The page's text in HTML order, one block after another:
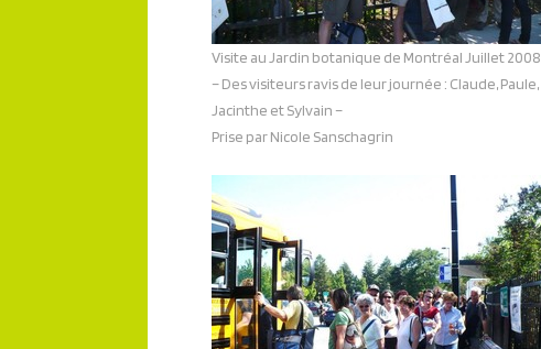
Visite au Jardin botanique de Montréal Juillet 2008
– Des visiteurs ravis de leur journée : Claude, Paule,
Jacinthe et Sylvain –
Prise par Nicole Sanschagrin